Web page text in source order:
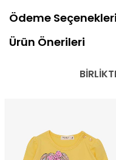
Ödeme Seçenekleri
Ürün Önerileri